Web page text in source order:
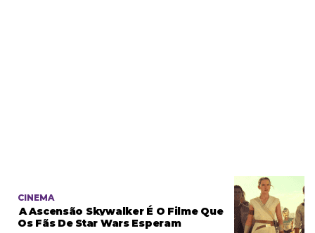
CINEMA
A Ascensão Skywalker É O Filme Que
Os Fãs De Star Wars Esperam